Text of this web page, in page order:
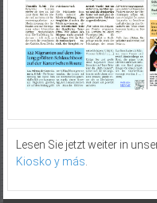
Lesen Sie jetzt weiter in
Kiosko y más.